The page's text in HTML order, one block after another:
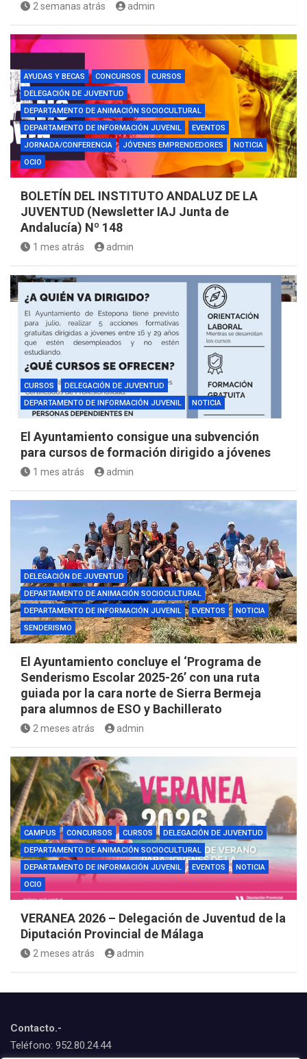
2 semanas atrás admin
AYUDAS Y BECAS CONCURSOS
CURSOS
DELEGACIÓN DE JUVENTUD
DEPARTAMENTO DE ANIMACIÓN SOCIOCULTURAL
DEPARTAMENTO DE INFORMACIÓN JUVENIL
EVENTOS
JORNADA/CONFERENCIA
JÓVENES EMPRENDEDORES
NOTICIA
OCIO
BOLETÍN DEL INSTITUTO ANDALUZ DE LA
JUVENTUD (Newsletter IAJ Junta de
Andalucía) Nº 148
1 mes atrás admin
CURSOS
DELEGACIÓN DE JUVENTUD
DEPARTAMENTO DE INFORMACIÓN JUVENIL
NOTICIA
El Ayuntamiento consigue una subvención
para cursos de formación dirigido a jóvenes
1 mes atrás admin
DELEGACIÓN DE JUVENTUD
DEPARTAMENTO DE ANIMACIÓN SOCIOCULTURAL
DEPARTAMENTO DE INFORMACIÓN JUVENIL
EVENTOS
NOTICIA
SENDERISMO
El Ayuntamiento concluye el ‘Programa de
Senderismo Escolar 2025-26’ con una ruta
guiada por la cara norte de Sierra Bermeja
para alumnos de ESO y Bachillerato
2 meses atrás admin
CAMPUS CONCURSOS CURSOS
DELEGACIÓN DE JUVENTUD
DEPARTAMENTO DE ANIMACIÓN SOCIOCULTURAL
DEPARTAMENTO DE INFORMACIÓN JUVENIL
EVENTOS
NOTICIA
OCIO
VERANEA 2026 – Delegación de Juventud de la
Diputación Provincial de Málaga
2 meses atrás admin
Contacto.-
Teléfono: 952.80.24.44